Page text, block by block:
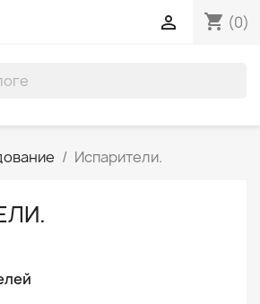
shopping_cart (0)

Испарители.